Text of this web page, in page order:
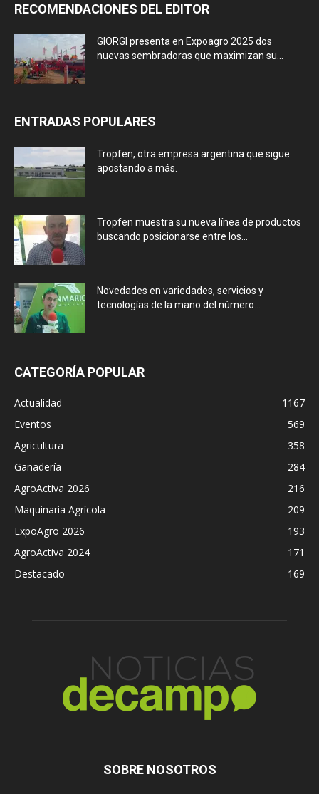
RECOMENDACIONES DEL EDITOR
GIORGI presenta en Expoagro 2025 dos
nuevas sembradoras que maximizan su...
ENTRADAS POPULARES
Tropfen, otra empresa argentina que sigue
apostando a más.
Tropfen muestra su nueva línea de productos
buscando posicionarse entre los...
Novedades en variedades, servicios y
tecnologías de la mano del número...
CATEGORÍA POPULAR
Actualidad
1167
Eventos
569
Agricultura
358
Ganadería
284
AgroActiva 2026
216
Maquinaria Agrícola
209
ExpoAgro 2026
193
AgroActiva 2024
171
Destacado
169
SOBRE NOSOTROS